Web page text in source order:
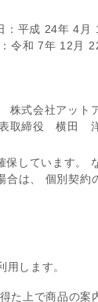
：平成 24年 4月
令和 7年 12月
株式会社アット
取締役 横田
保しています。
合は、 個別契約
します。
た上で商品の案